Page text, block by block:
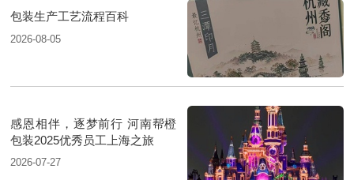
包装生产工艺流程百科
2026-08-05
感恩相伴，逐梦前行 河南帮橙
包装2025优秀员工上海之旅
2026-07-27